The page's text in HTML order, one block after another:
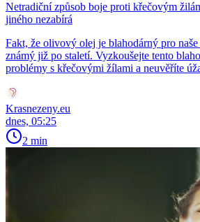
Netradiční způsob boje proti křečovým
jiného nezabírá
Fakt, že olivový olej je blahodárný pro
známý již po staletí. Vyzkoušejte tento
problémy s křečovými žílami a neuvěříte
Krasnezeny.eu
dnes, 05:25
2 min